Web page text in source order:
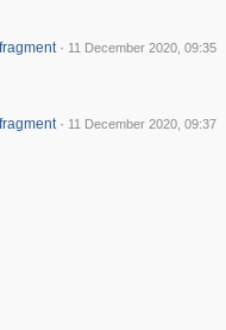
· 11 December 2020, 09:35
· 11 December 2020, 09:37